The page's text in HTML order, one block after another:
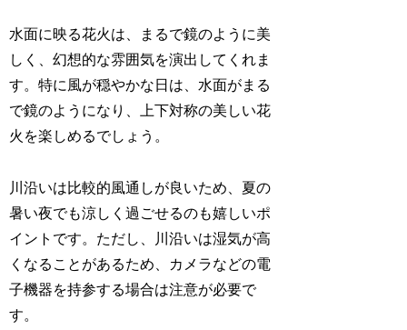
水面に映る花火は、まるで鏡のように美
しく、幻想的な雰囲気を演出してくれま
す。特に風が穏やかな日は、水面がまる
で鏡のようになり、上下対称の美しい花
火を楽しめるでしょう。
川沿いは比較的風通しが良いため、夏の
暑い夜でも涼しく過ごせるのも嬉しいポ
イントです。ただし、川沿いは湿気が高
くなることがあるため、カメラなどの電
子機器を持参する場合は注意が必要で
す。